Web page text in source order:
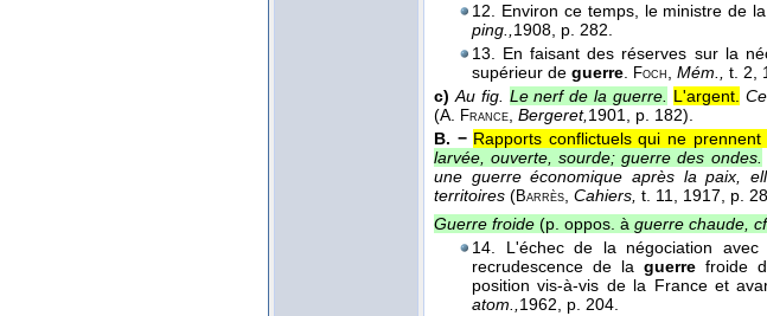
12. Environ ce temps, le ministre de
ping.,1908, p. 282.
13. En faisant des réserves sur la
supérieur de guerre. Foch, Mém., t. 2,
c) Au fig. Le nerf de la guerre. L'argent.
(A. France, Bergeret,1901, p. 182).
B. − Rapports conflictuels qui ne
larvée, ouverte, sourde; guerre des ondes.
une guerre économique après la paix,
territoires (Barrès, Cahiers, t. 11, 1917, p.
Guerre froide (p. oppos. à guerre chaude,
14. L'échec de la négociation
recrudescence de la guerre froide
position vis-à-vis de la France et
atom.,1962, p. 204.